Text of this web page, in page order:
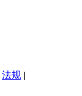
法规 |